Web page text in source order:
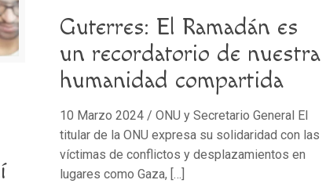
Guterres: El Ramadán es
un recordatorio de nuestra
humanidad compartida
10 Marzo 2024 / ONU y Secretario General El
titular de la ONU expresa su solidaridad con las
víctimas de conflictos y desplazamientos en
lugares como Gaza, […]